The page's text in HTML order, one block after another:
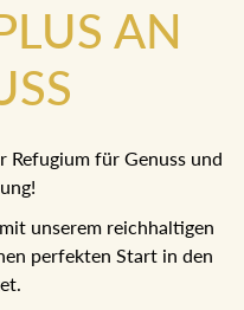
AN
Refugium für Genuss und
unserem reichhaltigen
perfekten Start in den